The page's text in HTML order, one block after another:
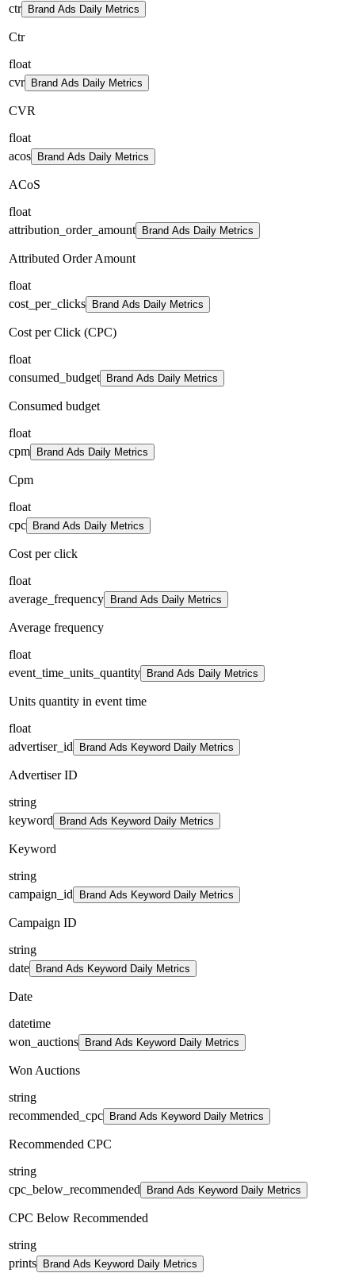
ctr
Brand Ads Daily Metrics
Ctr
float
cvr
Brand Ads Daily Metrics
CVR
float
acos
Brand Ads Daily Metrics
ACoS
float
attribution_order_amount
Brand Ads Daily Metrics
Attributed Order Amount
float
cost_per_clicks
Brand Ads Daily Metrics
Cost per Click (CPC)
float
consumed_budget
Brand Ads Daily Metrics
Consumed budget
float
cpm
Brand Ads Daily Metrics
Cpm
float
cpc
Brand Ads Daily Metrics
Cost per click
float
average_frequency
Brand Ads Daily Metrics
Average frequency
float
event_time_units_quantity
Brand Ads Daily Metrics
Units quantity in event time
float
advertiser_id
Brand Ads Keyword Daily Metrics
Advertiser ID
string
keyword
Brand Ads Keyword Daily Metrics
Keyword
string
campaign_id
Brand Ads Keyword Daily Metrics
Campaign ID
string
date
Brand Ads Keyword Daily Metrics
Date
datetime
won_auctions
Brand Ads Keyword Daily Metrics
Won Auctions
string
recommended_cpc
Brand Ads Keyword Daily Metrics
Recommended CPC
string
cpc_below_recommended
Brand Ads Keyword Daily Metrics
CPC Below Recommended
string
prints
Brand Ads Keyword Daily Metrics